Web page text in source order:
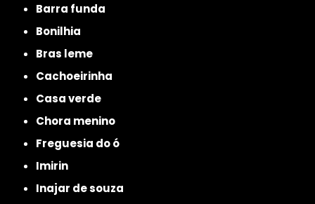
barra funda
bonilhia
bras leme
cachoeirinha
casa verde
chora menino
freguesia do ó
imirin
inajar de souza